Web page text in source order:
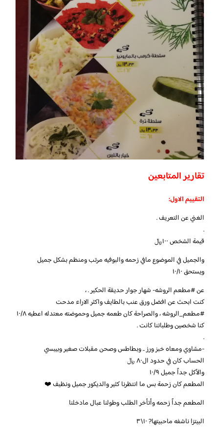
تقارير المتابعين
التقييم الاول:
الغني عن التعريف .
.
قيمة الشخص ١٠٠﷼
والجميل في الموضوع مافي زحمه والبوفيه مرتب ومنظم بشكل جميل
ويستحق ١٠/١٠
عن #مطعم الروشه- شهار جوار حديقة الحكير . ،
كنت ابحث عن افضل ورق عنب بالطايف واكثر الاراء مدحت
#مطعم_الروشه ، والصراحة كان طعمه جميل وحموضته معتدله اعطيه ١٠/٨
كنا شخصين وطلباتنا كانت .
.
-مشاوي ومعاه خبز ورز .. وبطاطس وصحن مقبلات صغير وبيبسي
الحساب كان في حدود ال٨٠ ﷼
والأكل جداً جميل ١٠/٩
المطعم كان زحمة بس ما انتظرنا كثير والديكور جميل ونظيف ❤️
المطعم جداً زحمه وأتأخر الطلب وطولنا عبال مادخلنا
البيتزا ناشفه ماحبيتها? ١٠\٣